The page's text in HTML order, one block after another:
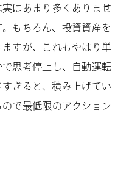
はあまり多くありませ
もちろん、投資資産を
すが、これもやはり単
思考停止し、自動運転
ぎると、積み上げてい
で最低限のアクション